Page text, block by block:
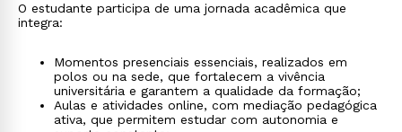
O estudante participa de uma jornada acadêmica que
integra:
Momentos presenciais essenciais, realizados em
polos ou na sede, que fortalecem a vivência
universitária e garantem a qualidade da formação;
Aulas e atividades online, com mediação pedagógica
ativa, que permitem estudar com autonomia e